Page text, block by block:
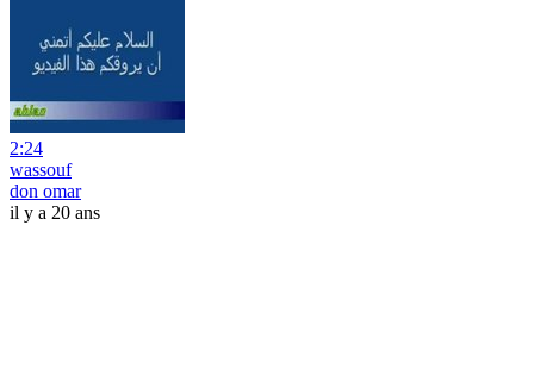
2:24
wassouf
don omar
il y a 20 ans